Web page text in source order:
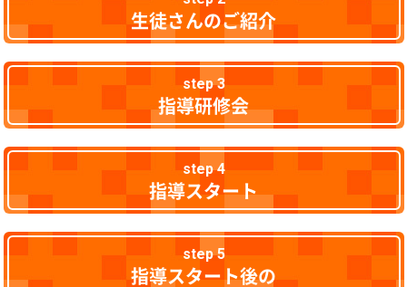
生徒さんのご紹介
step 3
指導研修会
step 4
指導スタート
step 5
指導スタート後の